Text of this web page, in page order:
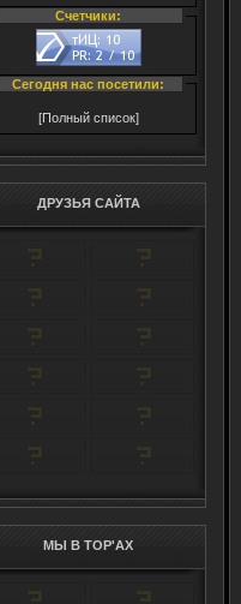
Счетчики:
Сегодня нас посетили:
[Полный список]
ДРУЗЬЯ САЙТА
МЫ В TOP'AX